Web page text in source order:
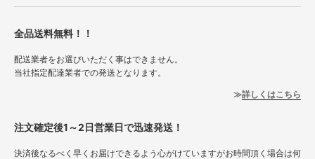
全品送料無料！！
配送業者をお選びいただく事はできません。
当社指定配達業者での発送となります。
詳しくはこちら
注文確定後1～2日営業日で迅速発送！
決済後なるべく早くお届けできるよう心がけていますがお時間頂く場合は何